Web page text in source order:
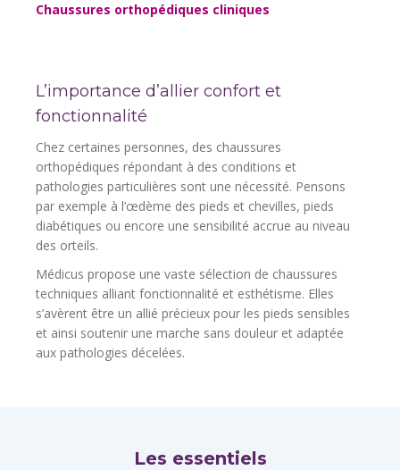
Chaussures orthopédiques cliniques
L’importance d’allier confort et
fonctionnalité
Chez certaines personnes, des chaussures
orthopédiques répondant à des conditions et
pathologies particulières sont une nécessité. Pensons
par exemple à l’œdème des pieds et chevilles, pieds
diabétiques ou encore une sensibilité accrue au niveau
des orteils.
Médicus propose une vaste sélection de chaussures
techniques alliant fonctionnalité et esthétisme. Elles
s’avèrent être un allié précieux pour les pieds sensibles
et ainsi soutenir une marche sans douleur et adaptée
aux pathologies décelées.
Les essentiels